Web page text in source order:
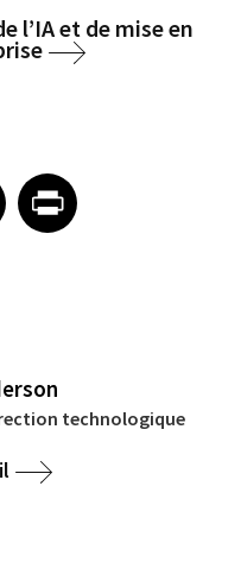
l’IA et de mise en
on Email
EmailShare article on Print
technologique